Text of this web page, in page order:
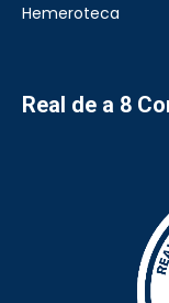
Hemeroteca
Real de a 8